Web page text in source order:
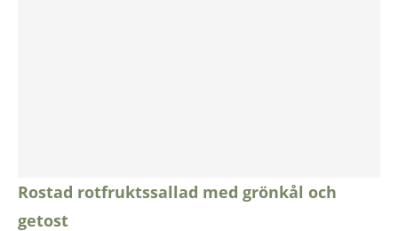
Rostad rotfruktssallad med grönkål och
getost